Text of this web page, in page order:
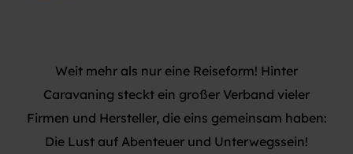
Weit mehr als nur eine Reiseform! Hinter
Caravaning steckt ein großer Verband vieler
Firmen und Hersteller, die eins gemeinsam haben:
Die Lust auf Abenteuer und Unterwegssein!